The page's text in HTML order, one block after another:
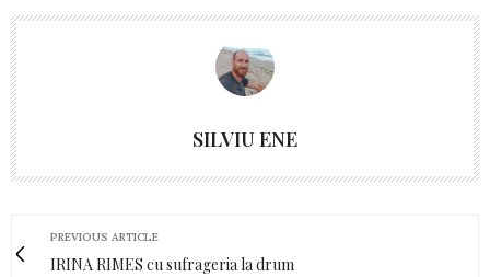
SILVIU ENE
PREVIOUS ARTICLE
IRINA RIMES cu sufrageria la drum